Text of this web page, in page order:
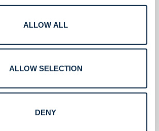
ALLOW ALL
ALLOW SELECTION
DENY